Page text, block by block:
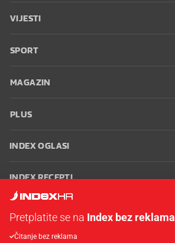
VIJESTI
SPORT
MAGAZIN
PLUS
INDEX OGLASI
INDEX RECEPTI
Oglašavanje Zaposli se na Indexu
Pretplatite se na Index bez reklama
Čitanje bez reklama